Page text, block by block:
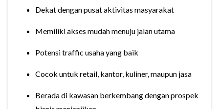
Dekat dengan pusat aktivitas masyarakat
Memiliki akses mudah menuju jalan utama
Potensi traffic usaha yang baik
Cocok untuk retail, kantor, kuliner, maupun jasa
Berada di kawasan berkembang dengan prospek